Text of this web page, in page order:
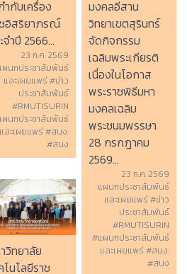
ำกับเครื่อง
อิสริยาภรณ์
จำปี 2566...
23 ก.ค. 2569
ผนกประชาสัมพันธ์
และเผยแพร่ #ข่าว
ประชาสัมพันธ์
#RMUTISURIN
นกประชาสัมพันธ์
และเผยแพร่ #สนง.
#สนง
มงคลอีสาน
วิทยาเขตสุรินทร์
จัดกิจกรรม
เฉลิมพระเกียรติ
เนื่องในโอกาส
พระราชพิธีมหา
มงคลเฉลิม
พระชนมพรรษา
28 กรกฎาคม
2569...
23 ก.ค. 2569
แผนกประชาสัมพันธ์
และเผยแพร่ #ข่าว
ประชาสัมพันธ์
#RMUTISURIN
#แผนกประชาสัมพันธ์
และเผยแพร่ #สนง.
#สนง
วิทยาลัย
โนโลยีราช